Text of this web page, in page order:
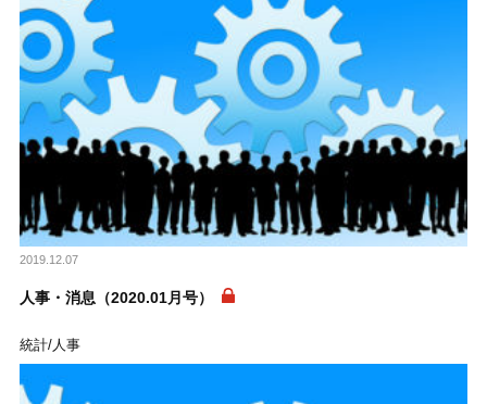
2019.12.07
人事・消息（2020.01月号）
統計/人事